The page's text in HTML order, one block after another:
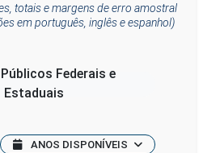
totais e margens de erro amostral
em português, inglês e espanhol)
Federais e
Estaduais
ANOS DISPONÍVEIS